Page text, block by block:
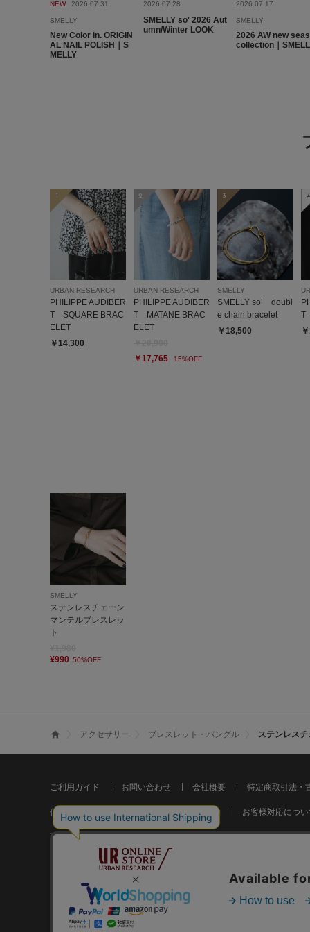
NEW 2026.07.31
SMELLY
New Color in. ORIGIN
AL NAIL POLISH｜S
MELLY
2026.07.28
SMELLY so' 2026 Aut
umn/Winter LOOK
2026.07.17
SMELLY
2026 AW new
collection｜
1
URBAN RESEARCH
PHILIPPE AUDIBER
T SQUARE BRAC
ELET
￥14,300
2
URBAN RESEARCH
PHILIPPE AUDIBER
T MATANE BRAC
ELET
￥17,765
15%OFF
3
SMELLY
SMELLY so’ doubl
e chain bracelet
￥18,500
4
T
SMELLY
ステンレスチェーン
マンテルブレスレッ
ト
¥990 50%OFF
アクセサリー ブレスレット・バングル ステンレス
ご利用ガイド お問い合わせ 会社概要 特定商取引法・
個人情報の取り扱いについて ご利用規約 お客様対応につ